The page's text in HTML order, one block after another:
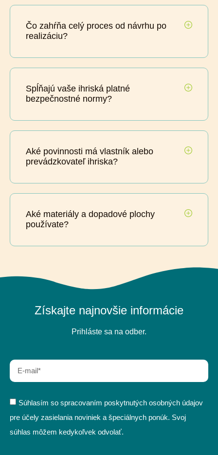
Čo zahŕňa celý proces od návrhu po
realizáciu?
Spĺňajú vaše ihriská platné
bezpečnostné normy?
Aké povinnosti má vlastník alebo
prevádzkovateľ ihriska?
Aké materiály a dopadové plochy
používate?
Získajte najnovšie informácie
Prihláste sa na odber.
Súhlasím so spracovaním poskytnutých osobných údajov
pre účely zasielania noviniek a špeciálnych ponúk. Svoj
súhlas môžem kedykoľvek odvolať.